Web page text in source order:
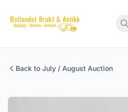
Back to July / August Auction